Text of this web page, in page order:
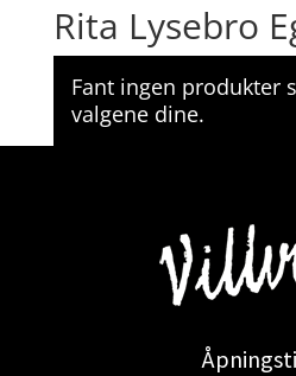
Rita Lysebro
Fant ingen produkter
valgene dine.